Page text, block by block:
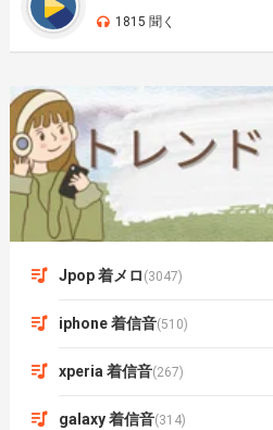
1815 聞く
Jpop 着メロ (3047)
iphone 着信音(510)
xperia 着信音(267)
galaxy 着信音(314)